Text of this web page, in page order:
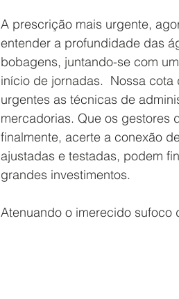
A prescrição mais urgente,
entender a profundidade das
bobagens, juntando-se com
início de jornadas.  Nossa
urgentes as técnicas de
mercadorias. Que os gestores
finalmente, acerte a conexão
ajustadas e testadas, podem
grandes investimentos.
Atenuando o imerecido sufoco